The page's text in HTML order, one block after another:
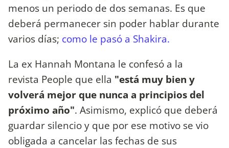
menos un periodo de dos semanas. Es que
deberá permanecer sin poder hablar durante
varios días; como le pasó a Shakira.
La ex Hannah Montana le confesó a la
revista People que ella "está muy bien y
volverá mejor que nunca a principios del
próximo año". Asimismo, explicó que deberá
guardar silencio y que por ese motivo se vio
obligada a cancelar las fechas de sus